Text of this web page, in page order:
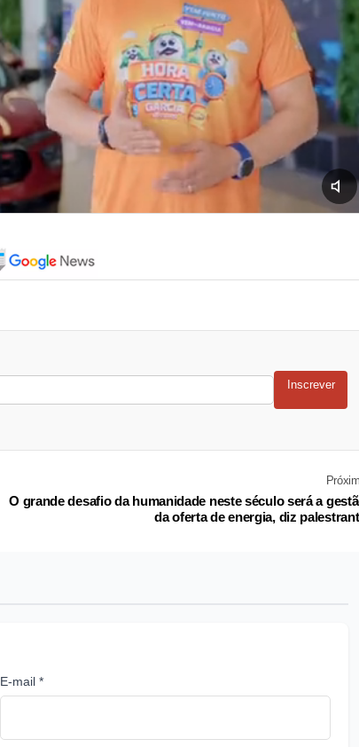
Inscrever
O grande desafio da humanidade neste século será a
da oferta de energia, diz
E-mail *